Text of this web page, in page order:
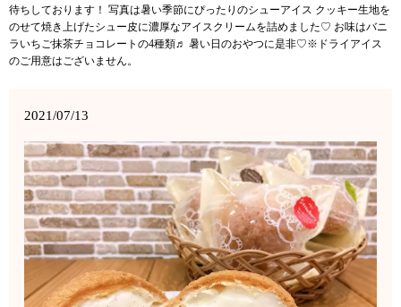
待ちしております！ 写真は暑い季節にぴったりのシューアイス クッキー生地を
のせて焼き上げたシュー皮に濃厚なアイスクリームを詰めました♡ お味はバニ
ラいちご抹茶チョコレートの4種類♬ 暑い日のおやつに是非♡※ドライアイス
のご用意はございません。
2021/07/13